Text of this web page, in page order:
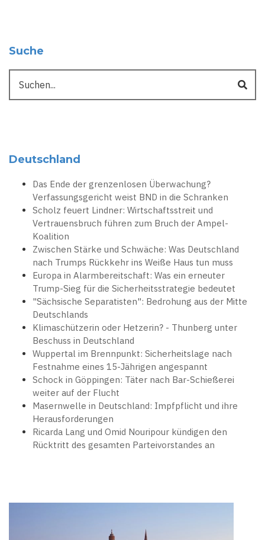
Suche
Deutschland
Das Ende der grenzenlosen Überwachung?
Verfassungsgericht weist BND in die Schranken
Scholz feuert Lindner: Wirtschaftsstreit und
Vertrauensbruch führen zum Bruch der Ampel-
Koalition
Zwischen Stärke und Schwäche: Was Deutschland
nach Trumps Rückkehr ins Weiße Haus tun muss
Europa in Alarmbereitschaft: Was ein erneuter
Trump-Sieg für die Sicherheitsstrategie bedeutet
"Sächsische Separatisten": Bedrohung aus der Mitte
Deutschlands
Klimaschützerin oder Hetzerin? - Thunberg unter
Beschuss in Deutschland
Wuppertal im Brennpunkt: Sicherheitslage nach
Festnahme eines 15-Jährigen angespannt
Schock in Göppingen: Täter nach Bar-Schießerei
weiter auf der Flucht
Masernwelle in Deutschland: Impfpflicht und ihre
Herausforderungen
Ricarda Lang und Omid Nouripour kündigen den
Rücktritt des gesamten Parteivorstandes an